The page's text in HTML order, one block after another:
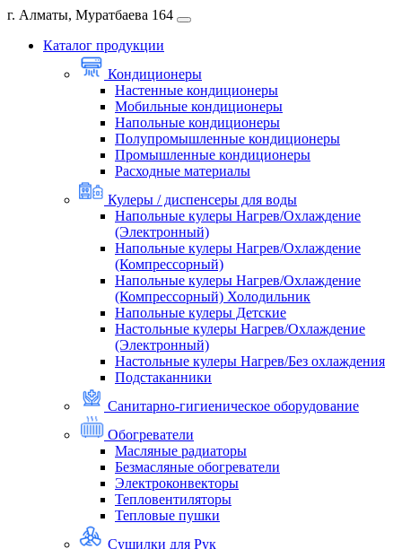
г. Алматы, Муратбаева 164
Каталог продукции
Кондиционеры
Настенные кондиционеры
Мобильные кондиционеры
Напольные кондиционеры
Полупромышленные кондиционеры
Промышленные кондиционеры
Расходные материалы
Кулеры / диспенсеры для воды
Напольные кулеры Нагрев/Охлаждение
(Электронный)
Напольные кулеры Нагрев/Охлаждение
(Компрессорный)
Напольные кулеры Нагрев/Охлаждение
(Компрессорный) Холодильник
Напольные кулеры Детские
Настольные кулеры Нагрев/Охлаждение
(Электронный)
Настольные кулеры Нагрев/Без охлаждения
Подстаканники
Санитарно-гигиеническое оборудование
Обогреватели
Масляные радиаторы
Безмасляные обогреватели
Электроконвекторы
Тепловентиляторы
Тепловые пушки
Сушилки для Рук